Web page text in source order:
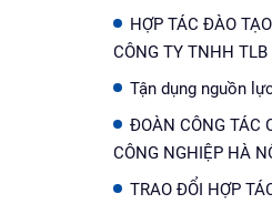
HỢP TÁC ĐÀO
CÔNG TY TNHH
Tận dụng nguồn
ĐOÀN CÔNG TÁC
CÔNG NGHIỆP HÀ
TRAO ĐỔI HỢP